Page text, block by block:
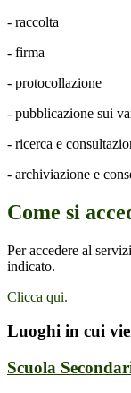
- raccolta
- firma
- protocollazione
- pubblicazione sui
- ricerca e
- archiviazione e
Come si
Per accedere al
indicato.
Clicca qui.
Luoghi in cui
Scuola